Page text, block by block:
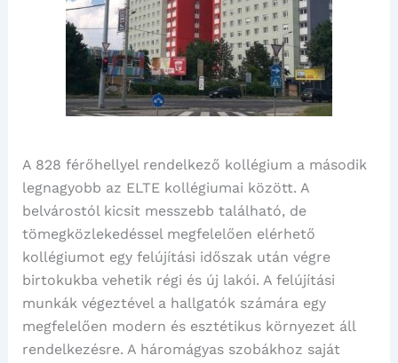
A 828 férőhellyel rendelkező kollégium a második
legnagyobb az ELTE kollégiumai között. A
belvárostól kicsit messzebb található, de
tömegközlekedéssel megfelelően elérhető
kollégiumot egy felújítási időszak után végre
birtokukba vehetik régi és új lakói. A felújítási
munkák végeztével a hallgatók számára egy
megfelelően modern és esztétikus környezet áll
rendelkezésre. A háromágyas szobákhoz saját